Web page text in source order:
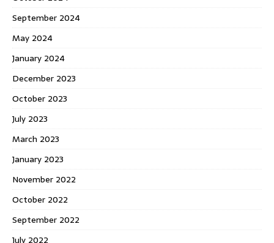
September 2024
May 2024
January 2024
December 2023
October 2023
July 2023
March 2023
January 2023
November 2022
October 2022
September 2022
July 2022